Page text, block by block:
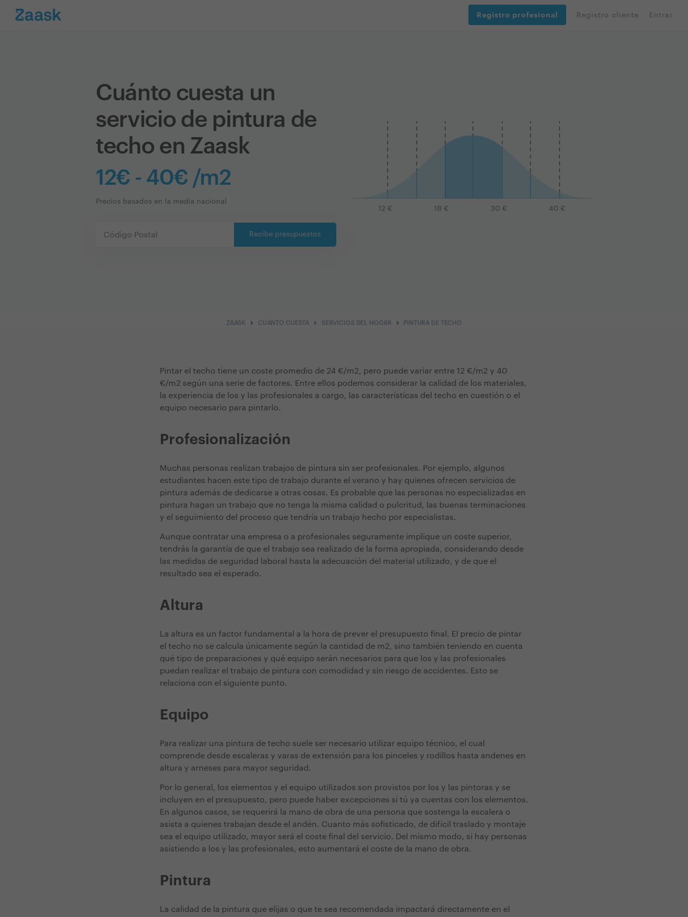
Registro profesional Registro cliente Entrar
Cuánto cuesta un
servicio de pintura de
techo en Zaask
12€ - 40€ /m2
Precios basados en la media nacional
Recibe presupuestos
12 € 18 € 30 € 40 €
ZAASK arrow_right CUÁNTO CUESTA arrow_right SERVICIOS DEL HOGAR arrow_right PINTURA DE TECHO
Pintar el techo tiene un coste promedio de 24 €/m2, pero puede variar entre 12 €/m2 y 40
€/m2 según una serie de factores. Entre ellos podemos considerar la calidad de los materiales,
la experiencia de los y las profesionales a cargo, las características del techo en cuestión o el
equipo necesario para pintarlo.
Profesionalización
Muchas personas realizan trabajos de pintura sin ser profesionales. Por ejemplo, algunos
estudiantes hacen este tipo de trabajo durante el verano y hay quienes ofrecen servicios de
pintura además de dedicarse a otras cosas. Es probable que las personas no especializadas en
pintura hagan un trabajo que no tenga la misma calidad o pulcritud, las buenas terminaciones
y el seguimiento del proceso que tendría un trabajo hecho por especialistas.
Aunque contratar una empresa o a profesionales seguramente implique un coste superior,
tendrás la garantía de que el trabajo sea realizado de la forma apropiada, considerando desde
las medidas de seguridad laboral hasta la adecuación del material utilizado, y de que el
resultado sea el esperado.
Altura
La altura es un factor fundamental a la hora de prever el presupuesto final. El precio de pintar
el techo no se calcula únicamente según la cantidad de m2, sino también teniendo en cuenta
qué tipo de preparaciones y qué equipo serán necesarios para que los y las profesionales
puedan realizar el trabajo de pintura con comodidad y sin riesgo de accidentes. Esto se
relaciona con el siguiente punto.
Equipo
Para realizar una pintura de techo suele ser necesario utilizar equipo técnico, el cual
comprende desde escaleras y varas de extensión para los pinceles y rodillos hasta andenes en
altura y arneses para mayor seguridad.
Por lo general, los elementos y el equipo utilizados son provistos por los y las pintoras y se
incluyen en el presupuesto, pero puede haber excepciones si tú ya cuentas con los elementos.
En algunos casos, se requerirá la mano de obra de una persona que sostenga la escalera o
asista a quienes trabajan desde el andén. Cuanto más sofisticado, de difícil traslado y montaje
sea el equipo utilizado, mayor será el coste final del servicio. Del mismo modo, si hay personas
asistiendo a los y las profesionales, esto aumentará el coste de la mano de obra.
Pintura
La calidad de la pintura que elijas o que te sea recomendada impactará directamente en el